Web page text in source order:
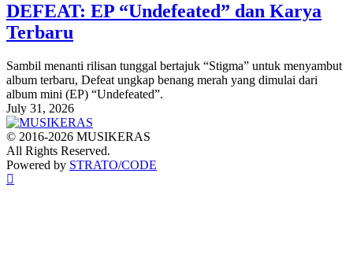
DEFEAT: EP “Undefeated” dan Karya
Terbaru
Sambil menanti rilisan tunggal bertajuk “Stigma” untuk menyambut
album terbaru, Defeat ungkap benang merah yang dimulai dari
album mini (EP) “Undefeated”.
July 31, 2026
© 2016-2026 MUSIKERAS
All Rights Reserved.
Powered by STRATO/CODE